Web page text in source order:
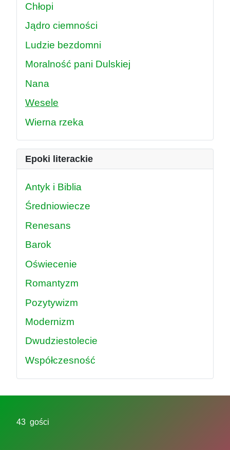
Chłopi
Jądro ciemności
Ludzie bezdomni
Moralność pani Dulskiej
Nana
Wesele
Wierna rzeka
Epoki literackie
Antyk i Biblia
Średniowiecze
Renesans
Barok
Oświecenie
Romantyzm
Pozytywizm
Modernizm
Dwudziestolecie
Współczesność
43 gości